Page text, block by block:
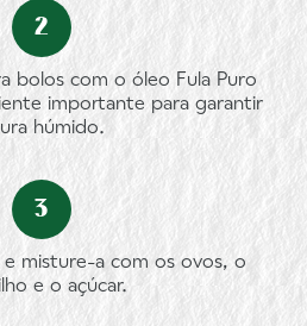
bolos com o óleo Fula Puro
importante para garantir
húmido.
e misture-a com os ovos, o
e o açúcar.